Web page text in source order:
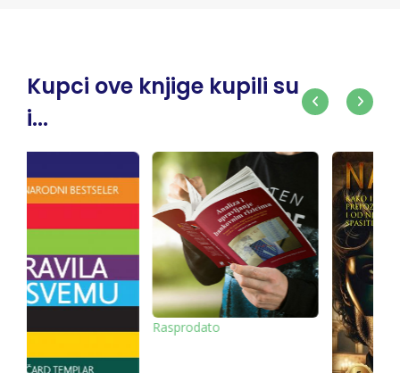
Kupci ove knjige kupili su
i...